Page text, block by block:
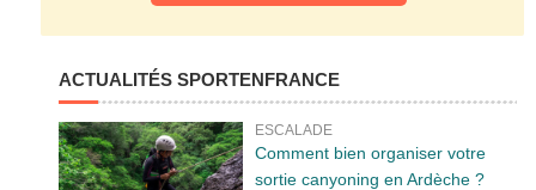
ACTUALITÉS SPORTENFRANCE
ESCALADE
Comment bien organiser votre
sortie canyoning en Ardèche ?